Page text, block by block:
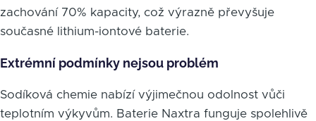
zachování 70% kapacity, což výrazně převyšuje
současné lithium-iontové baterie.
Extrémní podmínky nejsou problém
Sodíková chemie nabízí výjimečnou odolnost vůči
teplotním výkyvům. Baterie Naxtra funguje spolehlivě